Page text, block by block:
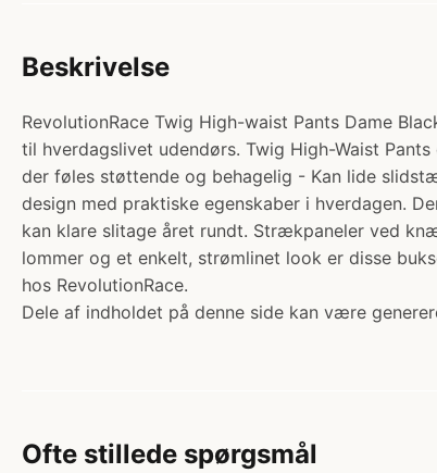
Beskrivelse
RevolutionRace Twig High-waist Pants Dame
til hverdagslivet udendørs. Twig High-Waist
der føles støttende og behagelig - Kan lide
design med praktiske egenskaber i hverdagen.
kan klare slitage året rundt. Strækpaneler ved
lommer og et enkelt, strømlinet look er disse
hos RevolutionRace.
Dele af indholdet på denne side kan være
Ofte stillede spørgsmål